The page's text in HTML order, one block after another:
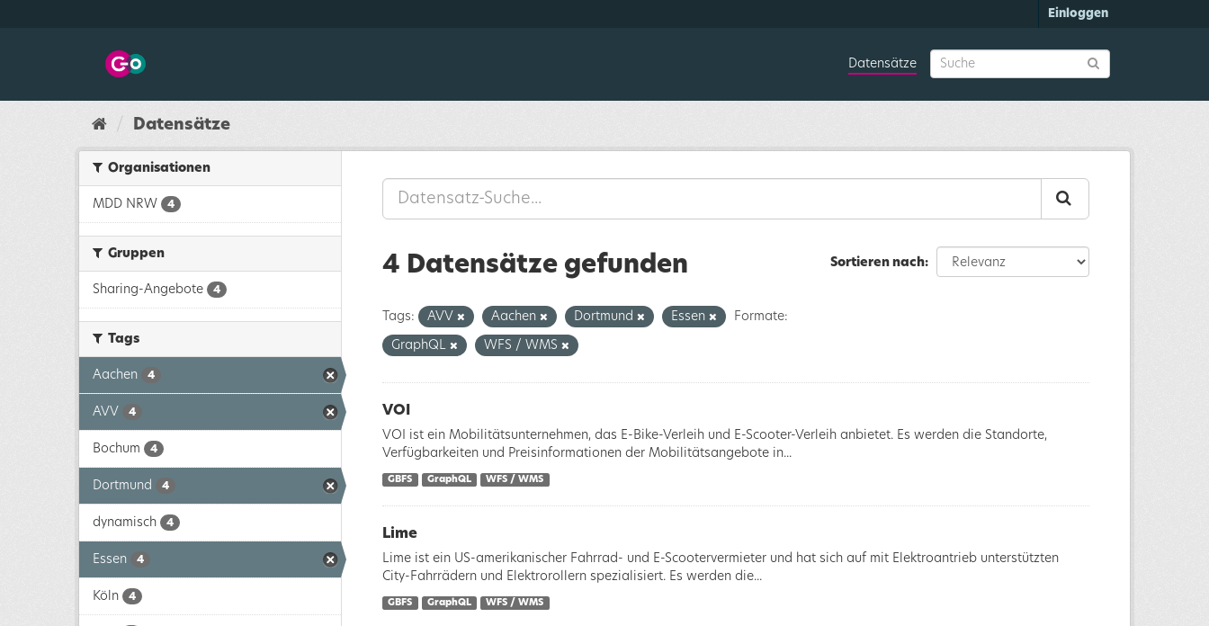
Einloggen
Datensätze
Datensätze
Organisationen
MDD NRW 4
Gruppen
Sharing-Angebote 4
Tags
Aachen 4
AVV 4
Bochum 4
Dortmund 4
dynamisch 4
Essen 4
Köln 4
Sortieren nach
4 Datensätze gefunden
Tags: AVV Aachen Dortmund Essen Formate:
GraphQL WFS / WMS
VOI
VOI ist ein Mobilitätsunternehmen, das E-Bike-Verleih und E-Scooter-Verleih anbietet. Es werden die Standorte,
Verfügbarkeiten und Preisinformationen der Mobilitätsangebote in...
GBFS GraphQL WFS / WMS
Lime
Lime ist ein US-amerikanischer Fahrrad- und E-Scootervermieter und hat sich auf mit Elektroantrieb unterstützten
City-Fahrrädern und Elektrorollern spezialisiert. Es werden die...
GBFS GraphQL WFS / WMS